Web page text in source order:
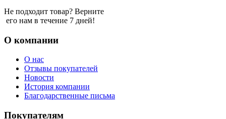
Не подходит товар? Верните
его нам в течение 7 дней!
О компании
О нас
Отзывы покупателей
Новости
История компании
Благодарственные письма
Покупателям